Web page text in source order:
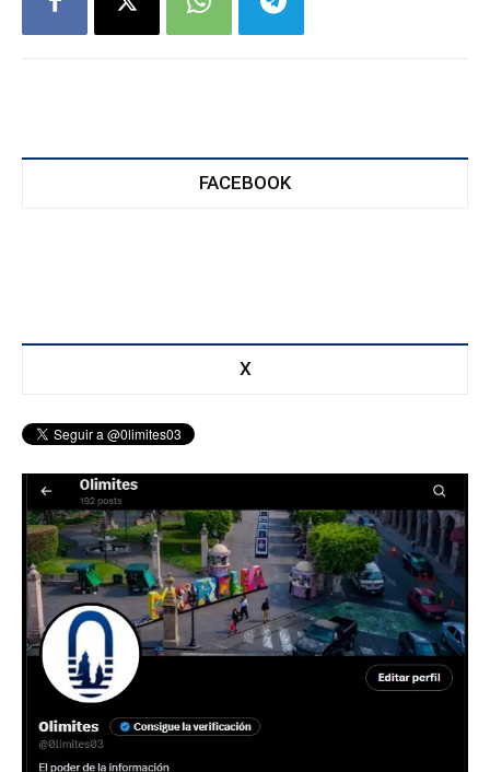
FACEBOOK
X